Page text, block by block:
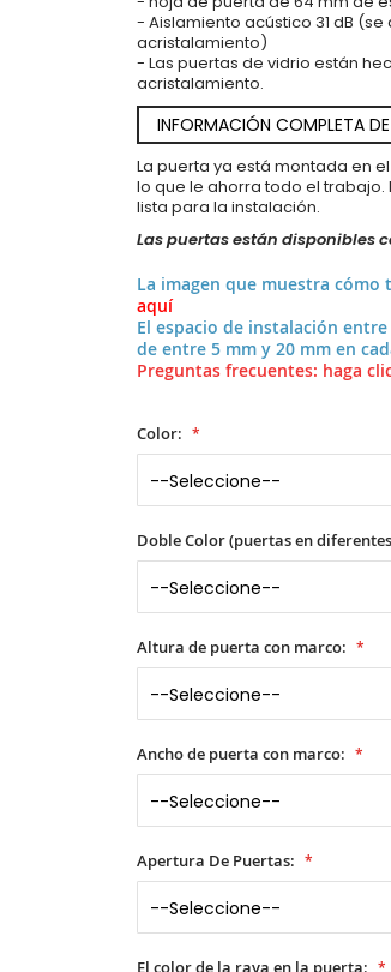
- Aislamiento acústico 31 dB
acristalamiento)
- Las puertas de vidrio están
acristalamiento.
INFORMACIÓN COMPLETA
La puerta ya está montada en
lo que le ahorra todo el
lista para la instalación.
Las puertas están disponibles
La imagen que muestra cómo
aquí
El espacio de instalación
de entre 5 mm y 20 mm en
Preguntas frecuentes: haga
Color:
Doble Color (puertas en
Altura de puerta con marco:
Ancho de puerta con marco:
Apertura De Puertas: